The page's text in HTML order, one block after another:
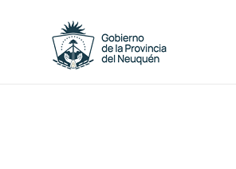
contenidoCapacitacion
y